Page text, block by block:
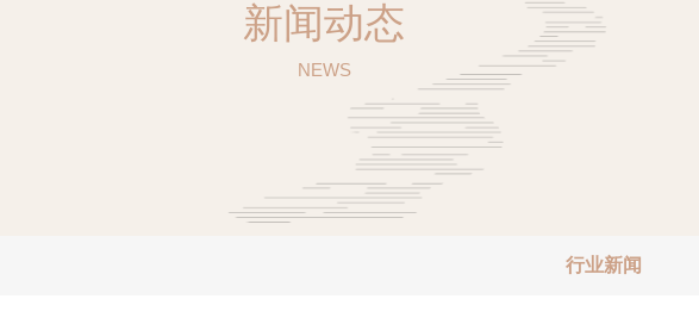
新闻动态
NEWS
行业新闻